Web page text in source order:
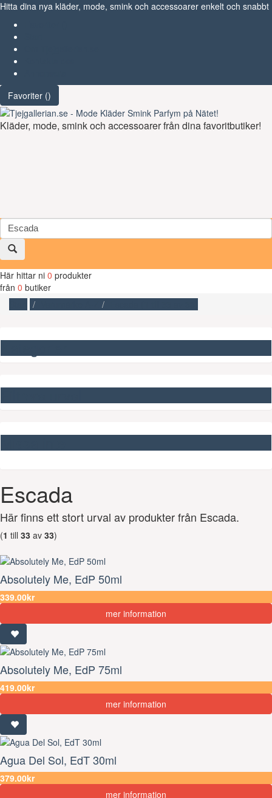
Hitta dina nya kläder, mode, smink och accessoarer enkelt och snabbt
Favoriter ()
Kläder, mode, smink och accessoarer från dina favoritbutiker!
Här hittar ni 0 produkter
från 0 butiker
Escada
Här finns ett stort urval av produkter från Escada.
(1 till 33 av 33)
Absolutely Me, EdP 50ml
339.00kr
mer information
Absolutely Me, EdP 75ml
419.00kr
mer information
Agua Del Sol, EdT 30ml
379.00kr
mer information